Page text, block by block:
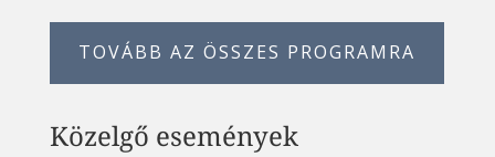
TOVÁBB AZ ÖSSZES PROGRAMRA
Közelgő események